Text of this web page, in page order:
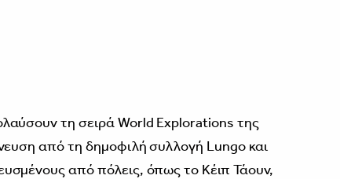
τη σειρά World Explorations της
από τη δηµοφιλή συλλογή Lungo και
από πόλεις, όπως το Κέιπ Τάουν,